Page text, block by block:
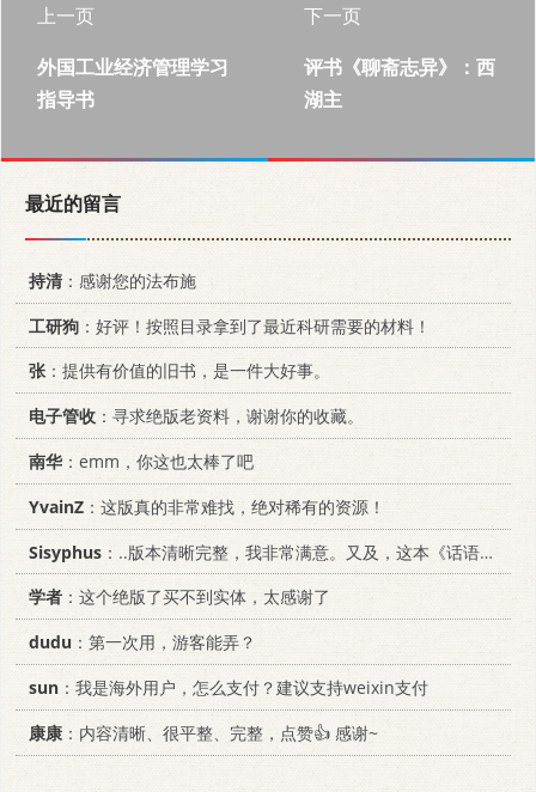
上一页
外国工业经济管理学习
指导书
下一页
评书《聊斋志异》：西
湖主
最近的留言
持清 ：感谢您的法布施
工研狗 ：好评！按照目录拿到了最近科研需要的材料！
张：提供有价值的旧书，是一件大好事。
电子管收 ：寻求绝版老资料，谢谢你的收藏。
南华：emm，你这也太棒了吧
YvainZ ：这版真的非常难找，绝对稀有的资源！
Sisyphus ：..版本清晰完整，我非常满意。又及，这本《话语的真相》...
学者 ：这个绝版了买不到实体，太感谢了
dudu ：第一次用，游客能弄？
sun ：我是海外用户，怎么支付？建议支持weixin支付
康康 ：内容清晰、很平整、完整，点赞👍 感谢~